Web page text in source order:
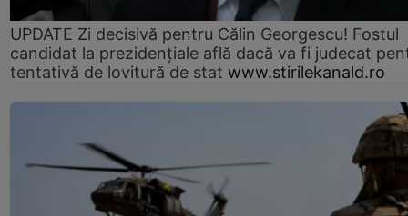
UPDATE Zi decisivă pentru Călin Georgescu! Fostul
candidat la prezidențiale află dacă va fi judecat
tentativă de lovitură de stat www.stirilekanald.ro